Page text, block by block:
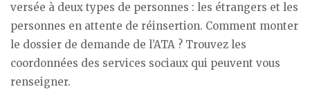
versée à deux types de personnes : les étrangers et les
personnes en attente de réinsertion. Comment monter
le dossier de demande de l’ATA ? Trouvez les
coordonnées des services sociaux qui peuvent vous
renseigner.